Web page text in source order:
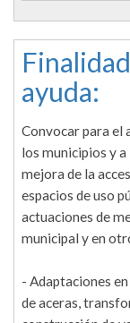
ayuda:
Convocar para el
los municipios y
mejora de la
espacios de uso
actuaciones de
municipal y en
- Adaptaciones
de aceras,